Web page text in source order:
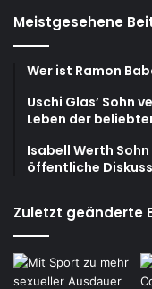
Meistgesehene
Wer ist Ramon
Uschi Glas’ Sohn
Leben der
Isabell Werth
öffentliche
Zuletzt geänderte